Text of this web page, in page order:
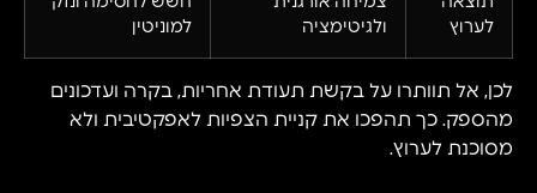
לערוץ
ולגיטימציה
למוניטין
לכן, אל תוותרו על בקשת תעודת אחריות, בקרה ועדכונים
מהספק. כך תהפכו את קניית הצפיות לאפקטיבית ולא
מסוכנת לערוץ.